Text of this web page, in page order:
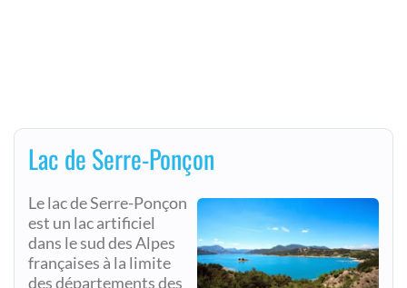
Lac de Serre-Ponçon
Le lac de Serre-Ponçon
est un lac artificiel
dans le sud des Alpes
françaises à la limite
des départements des